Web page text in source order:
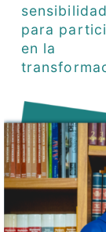
sensibilidad
para
en la